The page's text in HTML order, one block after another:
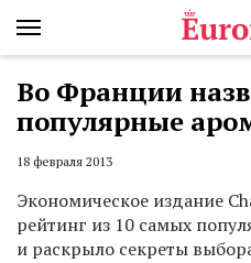
Во Франции
популярные
18 февраля 2013
Экономическое издание
рейтинг из 10 самых
и раскрыло секреты